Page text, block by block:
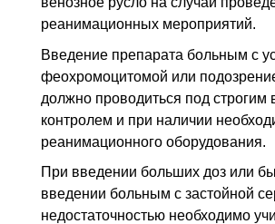
реанимационных мероприятий.
Введение препарата больным с
феохромоцитомой или
должно проводиться под строгим
контролем и при наличии
реанимационного оборудования.
При введении больших доз или
введении больным с застойной
недостаточностью необходимо